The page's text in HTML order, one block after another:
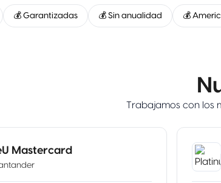
💰 Garantizadas 💰 Sin anualidad 💰
Trabajamos con los
Mastercard